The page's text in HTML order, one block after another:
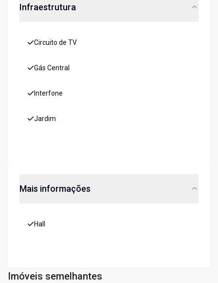
Infraestrutura
Circuito de TV
Gás Central
Interfone
Jardim
Mais informações
Hall
Imóveis semelhantes